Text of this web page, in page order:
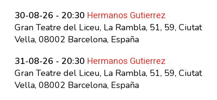
30-08-26 - 20:30 Hermanos Gutierrez
Gran Teatre del Liceu, La Rambla, 51, 59, Ciutat
Vella, 08002 Barcelona, España
31-08-26 - 20:30 Hermanos Gutierrez
Gran Teatre del Liceu, La Rambla, 51, 59, Ciutat
Vella, 08002 Barcelona, España